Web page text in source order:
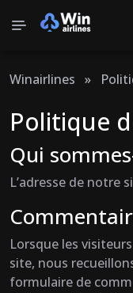
Winairlines »
Politique
Qui
L’adresse de notre
Lorsque les
site, nous
formulaire de